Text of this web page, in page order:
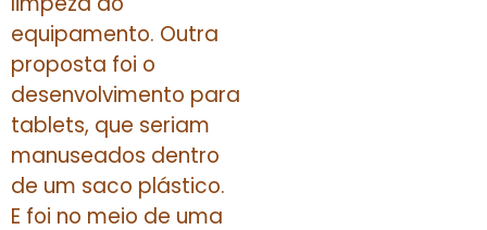
equipamento. Outra
proposta foi o
desenvolvimento para
tablets, que seriam
manuseados dentro
de um saco plástico.
E foi no meio de uma